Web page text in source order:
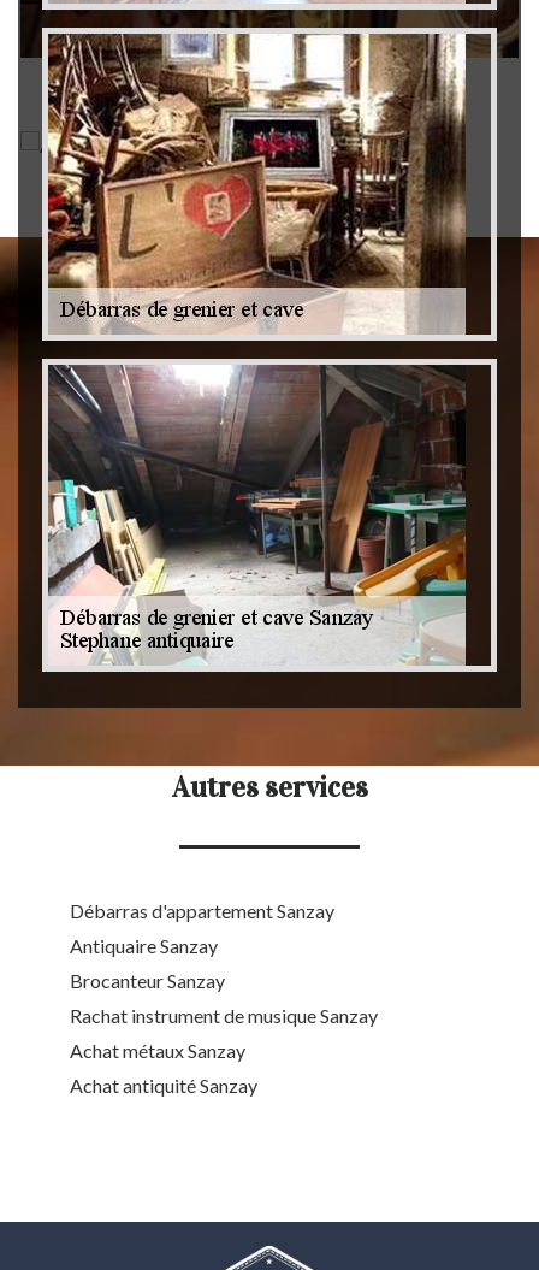
Rachat instrument de musique 79
Achat antiquité 79
Autres services
Débarras d'appartement Sanzay
Antiquaire Sanzay
Brocanteur Sanzay
Rachat instrument de musique Sanzay
Achat métaux Sanzay
Achat antiquité Sanzay